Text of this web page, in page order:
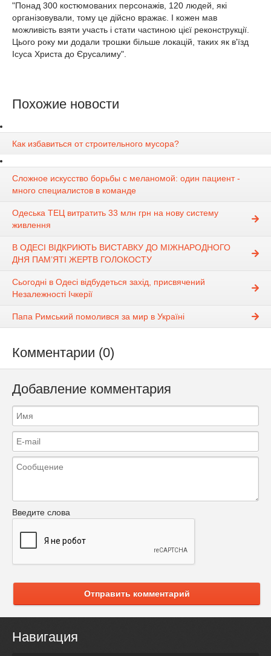
"Понад 300 костюмованих персонажів, 120 людей, які
організовували, тому це дійсно вражає. І кожен мав
можливість взяти участь і стати частиною цієї реконструкції.
Цього року ми додали трошки більше локацій, таких як в'їзд
Ісуса Христа до Єрусалиму".
Похожие новости
Как избавиться от строительного мусора?
Сложное искусство борьбы с меланомой: один пациент -
много специалистов в команде
Одеська ТЕЦ витратить 33 млн грн на нову систему
живлення
В ОДЕСІ ВІДКРИЮТЬ ВИСТАВКУ ДО МІЖНАРОДНОГО
ДНЯ ПАМ’ЯТІ ЖЕРТВ ГОЛОКОСТУ
Сьогодні в Одесі відбудеться захід, присвячений
Незалежності Ічкерії
Папа Римський помолився за мир в Україні
Комментарии (0)
Добавление комментария
Введите слова
Отправить комментарий
Навигация